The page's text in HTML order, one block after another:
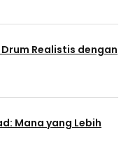
Realistis dengan
Mana yang Lebih